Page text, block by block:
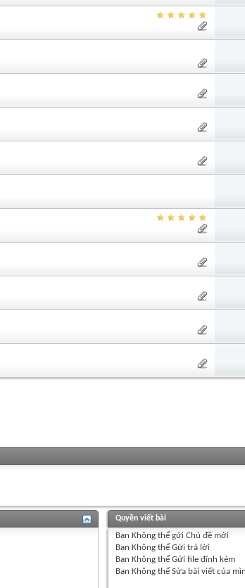
Quyền viết bài
Bạn Không thểgửi Chủ đề mới
Bạn Không thểGửi trả lời
Bạn Không thểGửi file đính kèm
Bạn Không thểSửa bài viết của